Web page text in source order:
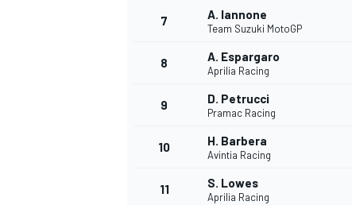
7 A. Iannone
Team Suzuki MotoGP
8 A. Espargaro
Aprilia Racing
9 D. Petrucci
Pramac Racing
10 H. Barbera
Avintia Racing
11 S. Lowes
Aprilia Racing